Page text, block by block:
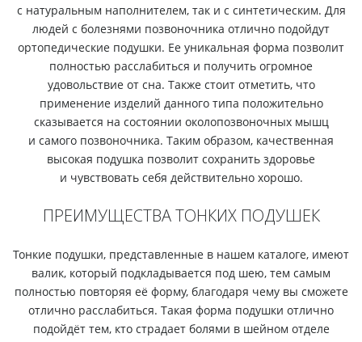
с натуральным наполнителем, так и с синтетическим. Для
людей с болезнями позвоночника отлично подойдут
ортопедические подушки. Ее уникальная форма позволит
полностью расслабиться и получить огромное
удовольствие от сна. Также стоит отметить, что
применение изделий данного типа положительно
сказывается на состоянии околопозвоночных мышц
и самого позвоночника. Таким образом, качественная
высокая подушка позволит сохранить здоровье
и чувствовать себя действительно хорошо.
ПРЕИМУЩЕСТВА ТОНКИХ ПОДУШЕК
Тонкие подушки, представленные в нашем каталоге, имеют
валик, который подкладывается под шею, тем самым
полностью повторяя её форму, благодаря чему вы сможете
отлично расслабиться. Такая форма подушки отлично
подойдёт тем, кто страдает болями в шейном отделе